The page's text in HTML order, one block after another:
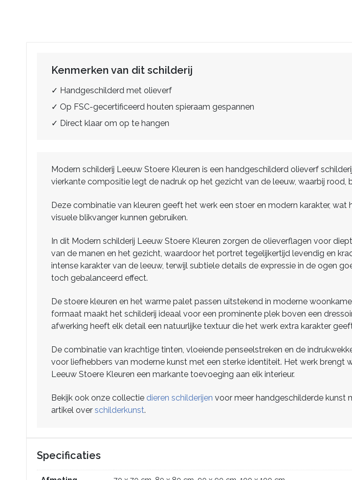
Kenmerken van dit schilderij
✓ Handgeschilderd met olieverf
✓ Op FSC-gecertificeerd houten spieraam gespannen
✓ Direct klaar om op te hangen
Modern schilderij Leeuw Stoere Kleuren is een handgeschilderd olieverf
vierkante compositie legt de nadruk op het gezicht van de leeuw, waarbij
Deze combinatie van kleuren geeft het werk een stoer en modern karakter,
visuele blikvanger kunnen gebruiken.
In dit Modern schilderij Leeuw Stoere Kleuren zorgen de olieverflagen voor
van de manen en het gezicht, waardoor het portret tegelijkertijd levendig en
intense karakter van de leeuw, terwijl subtiele details de expressie in de ogen
toch gebalanceerd effect.
De stoere kleuren en het warme palet passen uitstekend in moderne
formaat maakt het schilderij ideaal voor een prominente plek boven een
afwerking heeft elk detail een natuurlijke textuur die het werk extra karakter
De combinatie van krachtige tinten, vloeiende penseelstreken en de
voor liefhebbers van moderne kunst met een sterke identiteit. Het werk brengt
Leeuw Stoere Kleuren een markante toevoeging aan elk interieur.
Bekijk ook onze collectie dieren schilderijen voor meer handgeschilderde kunst
artikel over schilderkunst.
Specificaties